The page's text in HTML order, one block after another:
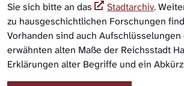
Sie sich bitte an das
Stadtarchiv.
zu hausgeschichtlichen Forschungen
Vorhanden sind auch Aufschlüsselungen
erwähnten alten Maße der Reichsstadt
Erklärungen alter Begriffe und ein